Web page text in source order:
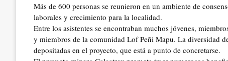
Más de 600 personas se reunieron en un ambiente de
laborales y crecimiento para la localidad.
Entre los asistentes se encontraban muchos jóvenes,
y miembros de la comunidad Lof Peñi Mapu. La diversidad
depositadas en el proyecto, que está a punto de concretarse.